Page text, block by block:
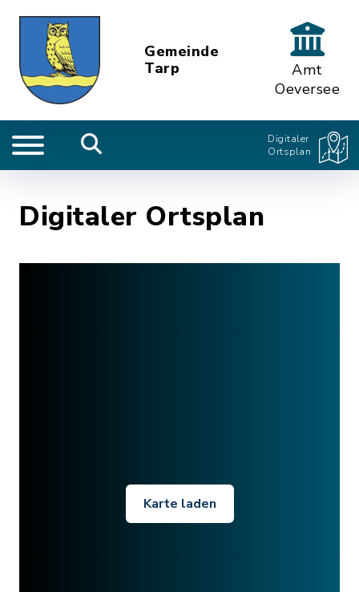
Gemeinde
Tarp
Amt
Oeversee
Digitaler
Ortsplan
Digitaler Ortsplan
Karte laden